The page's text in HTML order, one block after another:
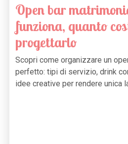
Open bar
funziona, quanto
progettarlo
Scopri come organizzare un
perfetto: tipi di servizio, drink
idee creative per rendere unica